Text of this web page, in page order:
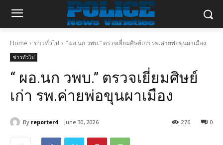
Home ข่าวทั่วไป “ ผอ.นก วพบ.” ตรวจเยี่ยมศิษย์เก่า รพ.ค่ายพ่อขุนผาเมือง
ข่าวทั่วไป
“ ผอ.นก วพบ.” ตรวจเยี่ยมศิษย์
เก่า รพ.ค่ายพ่อขุนผาเมือง
By reporter4 June 30, 2026 0
276